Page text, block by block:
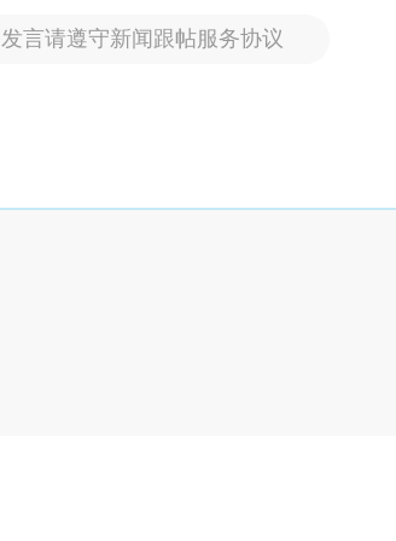
发言请遵守新闻跟帖服务协议